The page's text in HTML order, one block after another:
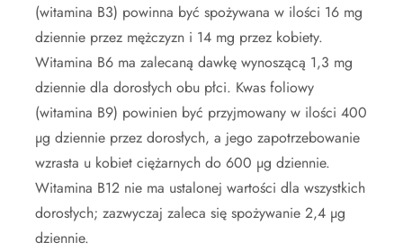
(witamina B3) powinna być spożywana w ilości 16 mg
dziennie przez mężczyzn i 14 mg przez kobiety.
Witamina B6 ma zalecaną dawkę wynoszącą 1,3 mg
dziennie dla dorosłych obu płci. Kwas foliowy
(witamina B9) powinien być przyjmowany w ilości 400
µg dziennie przez dorosłych, a jego zapotrzebowanie
wzrasta u kobiet ciężarnych do 600 µg dziennie.
Witamina B12 nie ma ustalonej wartości dla wszystkich
dorosłych; zazwyczaj zaleca się spożywanie 2,4 µg
dziennie.